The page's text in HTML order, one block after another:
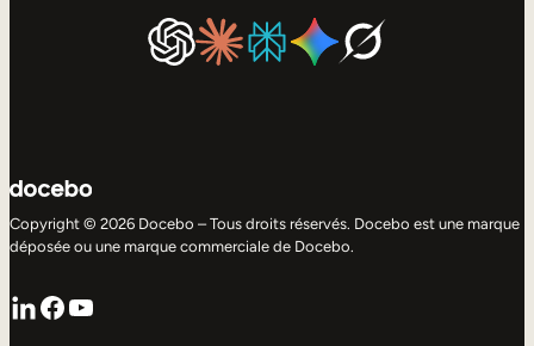
Copyright © 2026 Docebo – Tous droits réservés. Docebo est une marque
déposée ou une marque commerciale de Docebo.
LinkedIn
Facebook
YouTube